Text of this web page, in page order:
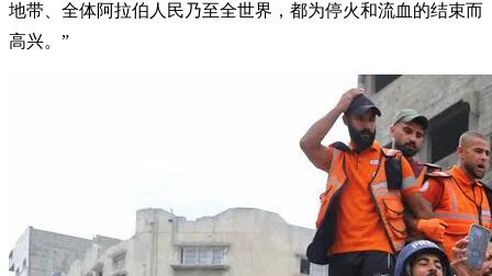
地带、全体阿拉伯人民乃至全世界，都为停火和流血的结束而
高兴。”